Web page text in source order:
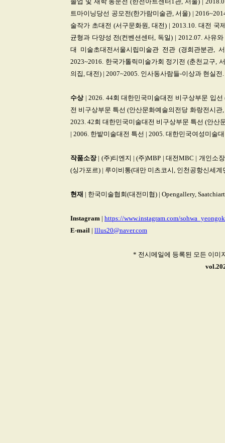
트마이닝당선 공모전(한가람미술관, 서울) |
술작가 초대전 (서구문화원, 대전) | 2013.10. 대전
균형과 다양성 전(컨벤션센터, 독일) | 2012.07. 사유
대 미술초대전서울시립미술관 전관 (경희관분관,
2023~2016. 한국가톨릭미술가회 정기전 (춘천교구,
의집, 대전) | 2007~2005. 인사동사람들-이상과 현실
수상| 2026. 44회 대한민국미술대전 비구상부문 입
전 비구상부문 특선 (안산문화예술의전당 화랑전시
2023. 42회 대한민국미술대전 비구상부문 특선 (안산
| 2006. 한밭미술대전 특선 | 2005. 대한민국여성미술
작품소장| (주)티엔지 | (주)MBP | 대전MBC | 개인소
(싱가포르) | 루이비통(대만 미츠코시, 인천공항신세
현재 | 한국미술협회(대전미협) | Opengallery,
Instagram | https://www.instagram.com/
E-mail | lllus20@naver.com
* 전시메일에 등록된 모든 이미